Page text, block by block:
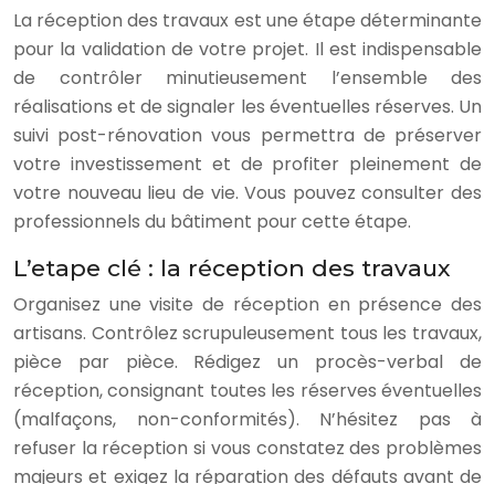
La réception des travaux est une étape déterminante
pour la validation de votre projet. Il est indispensable
de contrôler minutieusement l’ensemble des
réalisations et de signaler les éventuelles réserves. Un
suivi post-rénovation vous permettra de préserver
votre investissement et de profiter pleinement de
votre nouveau lieu de vie. Vous pouvez consulter des
professionnels du bâtiment pour cette étape.
L’etape clé : la réception des travaux
Organisez une visite de réception en présence des
artisans. Contrôlez scrupuleusement tous les travaux,
pièce par pièce. Rédigez un procès-verbal de
réception, consignant toutes les réserves éventuelles
(malfaçons, non-conformités). N’hésitez pas à
refuser la réception si vous constatez des problèmes
majeurs et exigez la réparation des défauts avant de